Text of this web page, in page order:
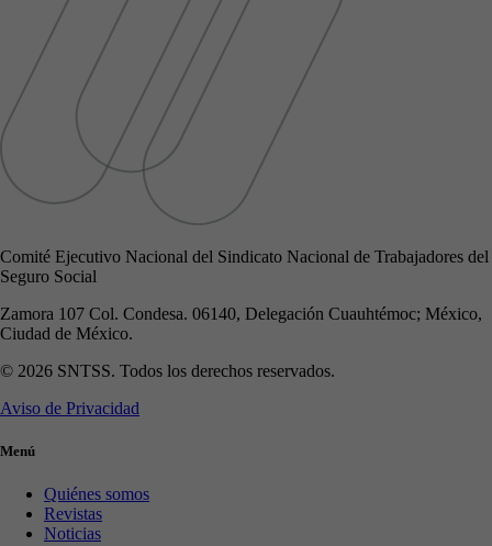
Comité Ejecutivo Nacional del Sindicato Nacional de Trabajadores del
Seguro Social
Zamora 107 Col. Condesa. 06140, Delegación Cuauhtémoc; México,
Ciudad de México.
© 2026 SNTSS. Todos los derechos reservados.
Aviso de Privacidad
Menú
Quiénes somos
Revistas
Noticias